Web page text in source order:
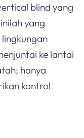
blind yang
yang
ke lantai
hanya
kontrol